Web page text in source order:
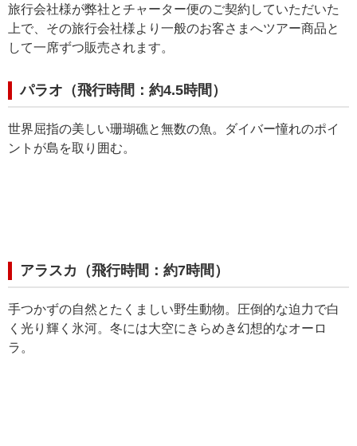
旅行会社様が弊社とチャーター便のご契約していただいた
上で、その旅行会社様より一般のお客さまへツアー商品と
して一席ずつ販売されます。
パラオ（飛行時間：約4.5時間）
世界屈指の美しい珊瑚礁と無数の魚。ダイバー憧れのポイ
ントが島を取り囲む。
アラスカ（飛行時間：約7時間）
手つかずの自然とたくましい野生動物。圧倒的な迫力で白
く光り輝く氷河。冬には大空にきらめき幻想的なオーロ
ラ。